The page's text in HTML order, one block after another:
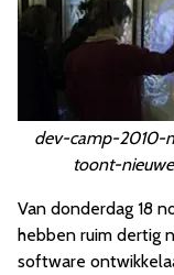
dev-camp-2010-
toont-
Van donderdag 18
hebben ruim dertig
software